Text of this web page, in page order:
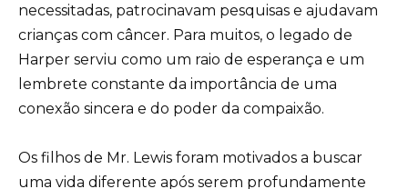
necessitadas, patrocinavam pesquisas e ajudavam
crianças com câncer. Para muitos, o legado de
Harper serviu como um raio de esperança e um
lembrete constante da importância de uma
conexão sincera e do poder da compaixão.
Os filhos de Mr. Lewis foram motivados a buscar
uma vida diferente após serem profundamente